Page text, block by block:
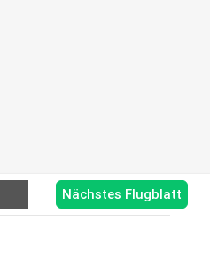
Nächstes Flugblatt